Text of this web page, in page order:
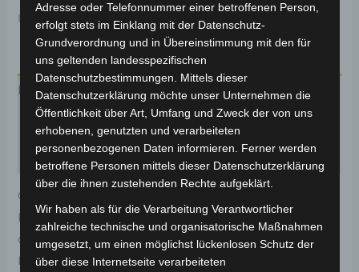
Lieferzeit:
Beschreibung
Produktsicherheit
Rezensionen (0)
Original-Ersatzteil für den Elektro-Scooter VS2.
Rechte sitzunterabdeckung-glitzerndes rot (2023) für
optimale Funktionalität und Haltbarkeit. Weitere
Informationen zum Fahrzeug findest du hier:
Adresse oder Telefonnummer einer betroffenen Person,
erfolgt stets im Einklang mit der Datenschutz-
Grundverordnung und in Übereinstimmung mit den für
uns geltenden landesspezifischen
Datenschutzbestimmungen. Mittels dieser
Datenschutzerklärung möchte unser Unternehmen die
Öffentlichkeit über Art, Umfang und Zweck der von uns
erhobenen, genutzten und verarbeiteten
personenbezogenen Daten informieren. Ferner werden
betroffene Personen mittels dieser Datenschutzerklärung
über die ihnen zustehenden Rechte aufgeklärt.
Wir haben als für die Verarbeitung Verantwortlicher
zahlreiche technische und organisatorische Maßnahmen
umgesetzt, um einen möglichst lückenlosen Schutz der
über diese Internetseite verarbeiteten